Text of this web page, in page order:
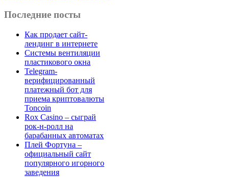
Последние посты
Как продает сайт-
лендинг в интернете
Системы вентиляции
пластикового окна
Telegram-
верифицированный
платежный бот для
приема криптовалюты
Toncoin
Rox Casino – сыграй
рок-н-ролл на
барабанных автоматах
Плей Фортуна –
официальный сайт
популярного игорного
заведения